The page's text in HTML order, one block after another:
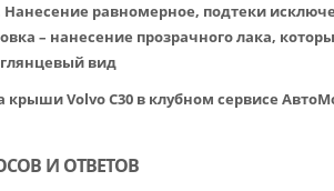
Нанесение равномерное, подтеки
– нанесение прозрачного лака,
вид
крыши Volvo C30 в клубном сервисе
И ОТВЕТОВ